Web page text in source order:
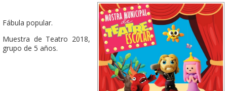
Fábula popular.
Muestra de Teatro 2018,
grupo de 5 años.